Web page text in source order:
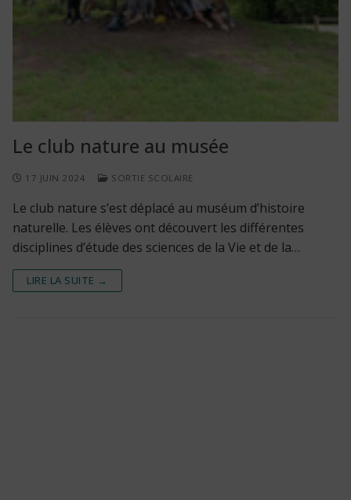
Le club nature au musée
17 JUIN 2024 SORTIE SCOLAIRE
Le club nature s’est déplacé au muséum d’histoire
naturelle. Les élèves ont découvert les différentes
disciplines d’étude des sciences de la Vie et de la…
LIRE LA SUITE →